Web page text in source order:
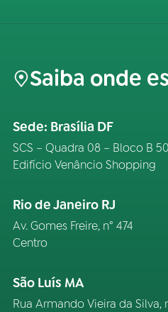
Saiba onde
Sede: Brasília DF
SCS – Quadra 08 – Bloco B
Edifício Venâncio Shopping
Rio de Janeiro RJ
Av. Gomes Freire, n° 474
Centro
São Luís MA
Rua Armando Vieira da Silva,